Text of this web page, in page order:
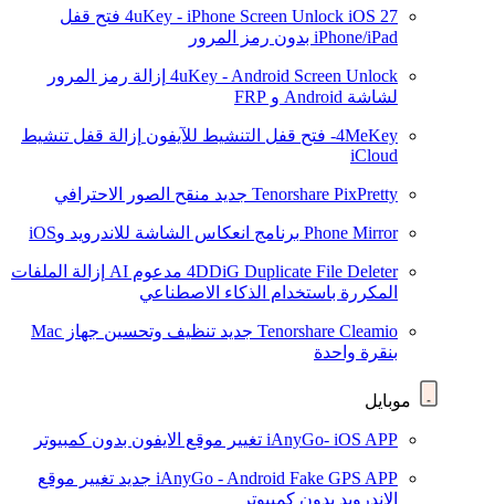
4uKey - iPhone Screen Unlock iOS 27
فتح قفل
iPhone/iPad بدون رمز المرور
4uKey - Android Screen Unlock إزالة رمز المرور
لشاشة Android و FRP
4MeKey- فتح قفل التنشيط للآيفون
إزالة قفل تنشيط
iCloud
Tenorshare PixPretty جديد منقح الصور الاحترافي
Phone Mirror برنامج انعكاس الشاشة للاندرويد وiOS
4DDiG Duplicate File Deleter مدعوم AI
إزالة الملفات
المكررة باستخدام الذكاء الاصطناعي
Tenorshare Cleamio جديد
تنظيف وتحسين جهاز Mac
بنقرة واحدة
موبايل
iAnyGo- iOS APP تغيير موقع الايفون بدون كمبيوتر
iAnyGo - Android Fake GPS APP جديد تغيير موقع
الاندرويد بدون كمبيوتر